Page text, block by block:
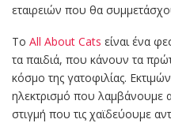
εταιρειών που θα
Το All About Cats είναι ένα
τα παιδιά, που κάνουν τα
κόσμο της γατοφιλίας.
ηλεκτρισμό που λαμβάνουμε
στιγμή που τις χαϊδεύουμε